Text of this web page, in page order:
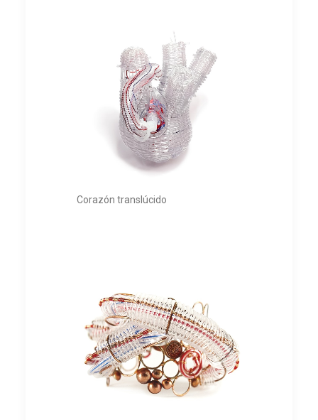
Corazón translúcido